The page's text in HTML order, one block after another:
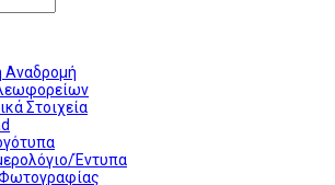
Αναδρομή
Στοιχεία
Έντυπα